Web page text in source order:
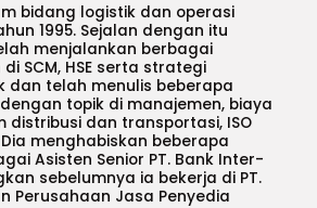
bidang logistik dan operasi
1995. Sejalan dengan itu
menjalankan berbagai
SCM, HSE serta strategi
dan telah menulis beberapa
topik di manajemen, biaya
distribusi dan transportasi, ISO
menghabiskan beberapa
Asisten Senior PT. Bank Inter-
sebelumnya ia bekerja di PT.
Perusahaan Jasa Penyedia